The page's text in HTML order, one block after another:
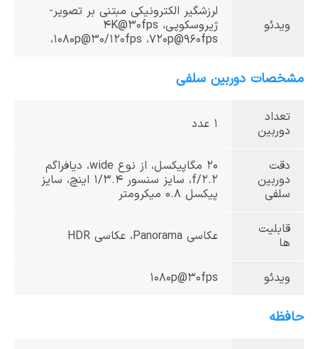
ویدئو
لرزشگیر الکترونیکی مبتنی بر تصویر-
ژیروسکوپی، 4K@30fps
،1080p@30/120fps ،720p@960fps
مشخصات دوربین سلفی
تعداد
دوربین
1 عدد
دقت
دوربین
سلفی
20 مگا‌پیکسل، از نوع wide، دیافراگم
f/2.2، سایز سنسور 1/3.4 اینچ، سایز
پیکسل 0.8 میکرومتر
قابلیت
ها
عکاسی Panorama، عکاسی HDR
ویدئو 1080p@30fps
حافظه